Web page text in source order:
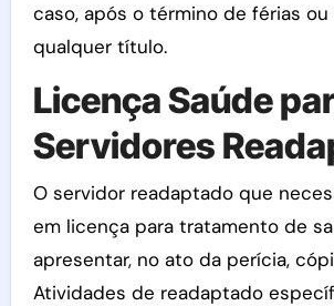
caso, após o término de férias
qualquer título.
Licença Saúde
Servidores
O servidor readaptado que
em licença para tratamento de
apresentar, no ato da perícia,
Atividades de readaptado